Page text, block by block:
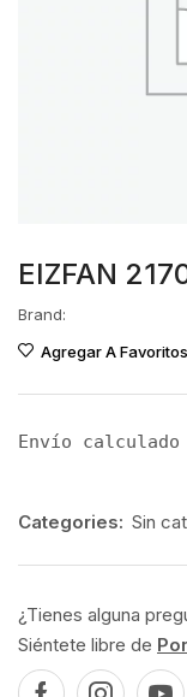
EIZFAN
Brand:
Agregar A Favoritos
Envío
Categories: Sin
¿Tienes alguna
Siéntete libre de